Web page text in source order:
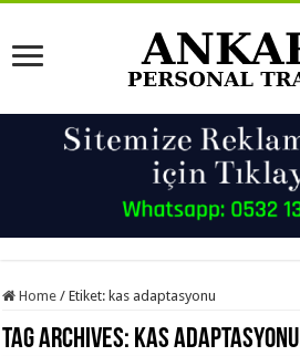
Home / Etiket: kas adaptasyonu
Tag Archives: kas adaptasyonu